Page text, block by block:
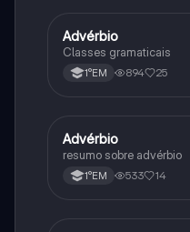
Português
Advérbio
Classes gramaticais
1°EM 894 25
Português
Advérbio
resumo sobre advérbio
1°EM 533 14